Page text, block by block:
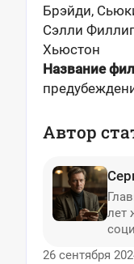
Брэйди,
Сэлли
Хьюстон
Название
Автор
лет
26 сентября